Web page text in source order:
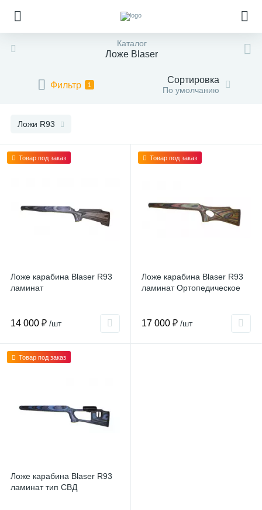
Каталог
Ложе Blaser
Фильтр 1 Сортировка
По умолчанию
Ложи R93
Товар под заказ
Ложе карабина Blaser R93
ламинат
14 000 ₽ /шт
Товар под заказ
Ложе карабина Blaser R93
ламинат Ортопедическое
17 000 ₽ /шт
Товар под заказ
Ложе карабина Blaser R93
ламинат тип СВД